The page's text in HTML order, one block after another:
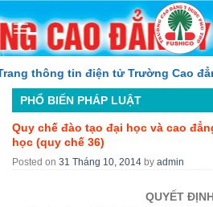
to
content
thông tin điện tử Trường Cao đẳng
PHỔ BIẾN PHÁP LUẬT
Quy chế đào tạo đại học và cao
học (quy chế 36)
Posted on 31 Tháng 10, 2014 by admin
QUYẾT